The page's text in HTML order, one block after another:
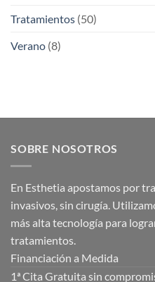
Tratamientos (50)
Verano (8)
SOBRE NOSOTROS
En Esthetia apostamos por
invasivos, sin cirugía.
más alta tecnología para
tratamientos.
Financiación a Medida
1ª Cita Gratuita sin